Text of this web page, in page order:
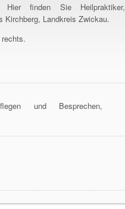
finden Sie Heilpraktiker,
Kirchberg, Landkreis Zwickau.
und Besprechen,